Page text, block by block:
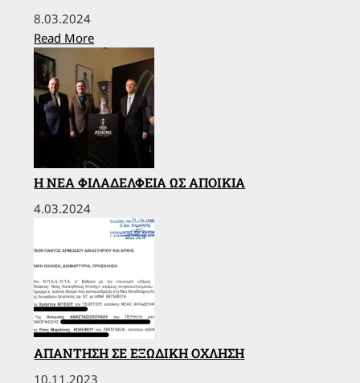
8.03.2024
Read More
Η ΝΈΑ ΦΙΛΑΔΈΛΦΕΙΑ ΩΣ ΑΠΟΙΚΊΑ
4.03.2024
ΑΠΆΝΤΗΣΗ ΣΕ ΕΞΏΔΙΚΗ ΌΧΛΗΣΗ
10.11.2023